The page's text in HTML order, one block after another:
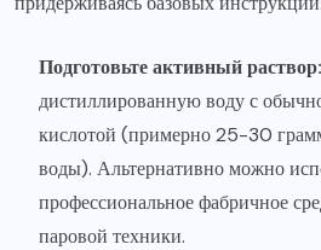
Подготовьте активный раствор:
дистиллированную воду с
кислотой (примерно 25-30
воды). Альтернативно можно
профессиональное фабричное
паровой техники.